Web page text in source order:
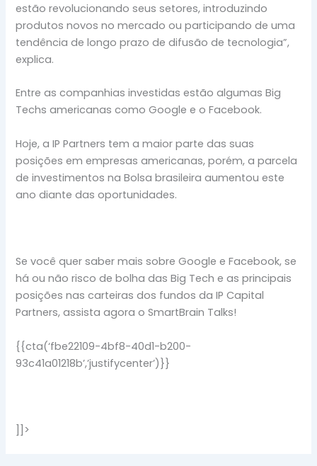
estão revolucionando seus setores, introduzindo
produtos novos no mercado ou participando de uma
tendência de longo prazo de difusão de tecnologia”,
explica.
Entre as companhias investidas estão algumas Big
Techs americanas como Google e o Facebook.
Hoje, a IP Partners tem a maior parte das suas
posições em empresas americanas, porém, a parcela
de investimentos na Bolsa brasileira aumentou este
ano diante das oportunidades.
Se você quer saber mais sobre Google e Facebook, se
há ou não risco de bolha das Big Tech e as principais
posições nas carteiras dos fundos da IP Capital
Partners, assista agora o SmartBrain Talks!
{{cta(‘fbe22109-4bf8-40d1-b200-
93c41a01218b’,’justifycenter’)}}
]]>